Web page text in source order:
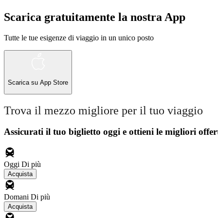
Scarica gratuitamente la nostra App
Tutte le tue esigenze di viaggio in un unico posto
Scarica su App Store
Trova il mezzo migliore per il tuo viaggio
Assicurati il ​​tuo biglietto oggi e ottieni le migliori
Oggi Di più
Acquista
Domani Di più
Acquista